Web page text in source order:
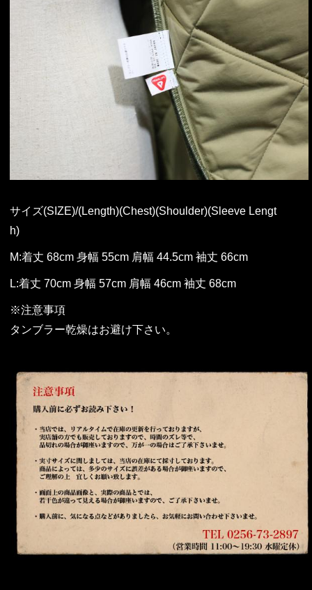
サイズ(SIZE)/(Length)(Chest)(Shoulder)(Sleeve Lengt
h)
M:着丈 68cm 身幅 55cm 肩幅 44.5cm 袖丈 66cm
L:着丈 70cm 身幅 57cm 肩幅 46cm 袖丈 68cm
※注意事項
タンブラー乾燥はお避け下さい。